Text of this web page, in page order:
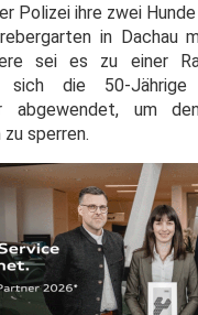
Polizei ihre zwei
in Dachau
sei es zu einer
sich die 50-
abgewendet, um
sperren.